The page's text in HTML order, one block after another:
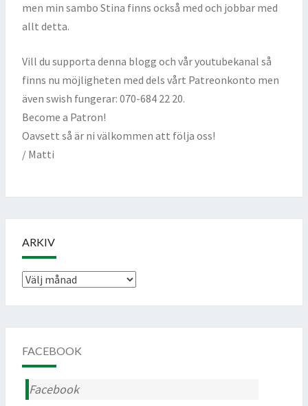
men min sambo Stina finns också med och jobbar med
allt detta.
Vill du supporta denna blogg och vår youtubekanal så
finns nu möjligheten med dels vårt Patreonkonto men
även swish fungerar: 070-684 22 20.
Become a Patron!
Oavsett så är ni välkommen att följa oss!
/ Matti
ARKIV
Arkiv
FACEBOOK
Facebook